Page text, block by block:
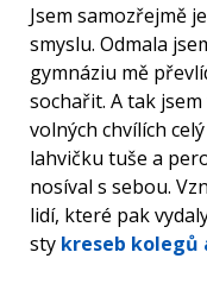
Jsem samozřejmě
smyslu. Odmala
gymnáziu mě
sochařit. A tak
volných chvílích
lahvičku tuše a
nosíval s sebou.
lidí, které pak
sty kreseb kolegů